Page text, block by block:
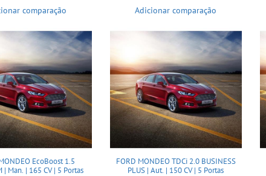
comparação Adicionar comparação
EcoBoost 1.5
| Man. | 165 CV | 5 Portas
FORD MONDEO TDCi 2.0 BUSINESS
PLUS | Aut. | 150 CV | 5 Portas